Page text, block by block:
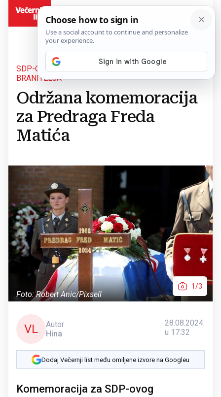
SDP-OV EUROZASTUPNIK I BIVŠI MINISTAR
BRANITELJA
Održana komemoracija
za Predraga Freda
Matića
Foto: Robert Anic/Pixsell
1/3
VL
Autor
Hina
28.08.2024.
u 17:32
Dodaj Večernji list među omiljene izvore na Googleu
Komemoracija za SDP-ovog